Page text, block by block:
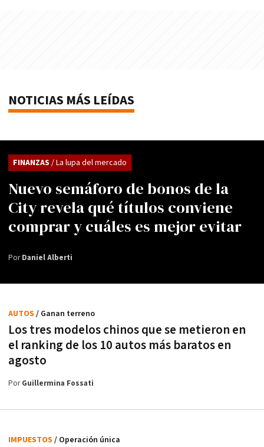
NOTICIAS MÁS LEÍDAS
Nuevo semáforo de bonos de la
City revela qué títulos conviene
comprar y cuáles es mejor evitar
FINANZAS / La lupa del mercado
PorDaniel Alberti
Los tres modelos chinos que se metieron en
el ranking de los 10 autos más baratos en
agosto
AUTOS / Ganan terreno
PorGuillermina Fossati
IMPUESTOS / Operación única